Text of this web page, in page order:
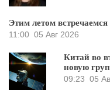
Этим летом
11:00 05 Авг 2026
Китай во
новую
09:23 05